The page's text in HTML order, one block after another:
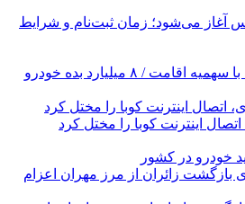
آغاز می‌شود؛ زمان ثبت‌نام و شرایط
کاسبی خارج‌نشین‌ها با سهمیه اقامت / ۸ میلیارد بده خودرو
اینترنت کوبا را مختل کرد